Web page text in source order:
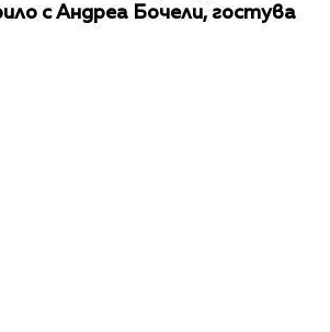
с Андреа Бочели, гостува